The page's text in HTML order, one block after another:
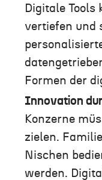
Digitale Tools
vertiefen und
Formen der
Innovation
Konzerne
zielen.
Nischen
werden.